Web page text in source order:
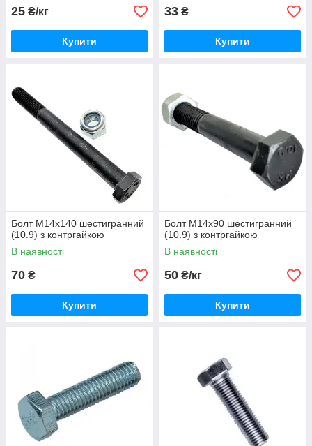
25 ₴/кг
Купити
33 ₴
Купити
Болт М14х140 шестигранний
(10.9) з контргайкою
В наявності
70 ₴
Купити
Болт М14х90 шестигранний
(10.9) з контргайкою
В наявності
50 ₴/кг
Купити